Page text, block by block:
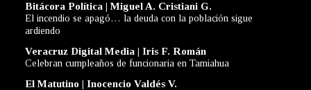
Bitácora Política | Miguel A. Cristiani G.
El incendio se apagó… la deuda con la población sigue
ardiendo
Veracruz Digital Media | Iris F. Román
Celebran cumpleaños de funcionaria en Tamiahua
El Matutino | Inocencio Valdés V.